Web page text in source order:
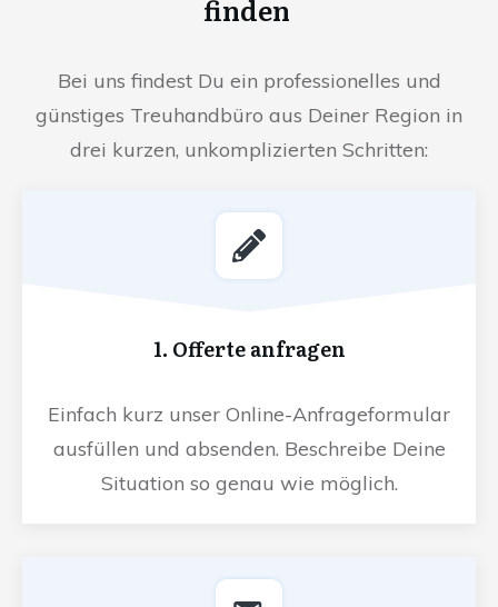
finden
Bei uns findest Du ein professionelles und
günstiges Treuhandbüro aus Deiner Region in
drei kurzen, unkomplizierten Schritten:
1. Offerte anfragen
Einfach kurz unser Online-Anfrageformular
ausfüllen und absenden. Beschreibe Deine
Situation so genau wie möglich.